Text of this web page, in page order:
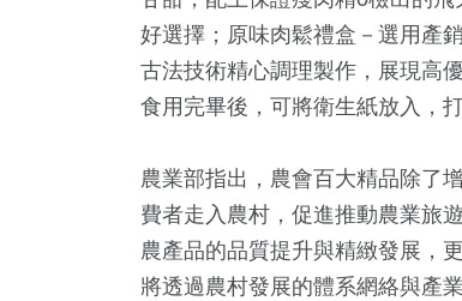
好選擇；原味肉鬆禮盒－選用產
古法技術精心調理製作，展現高
食用完畢後，可將衛生紙放入，
農業部指出，農會百大精品除了
費者走入農村，促進推動農業旅
農產品的品質提升與精緻發展，
將透過農村發展的體系網絡與產